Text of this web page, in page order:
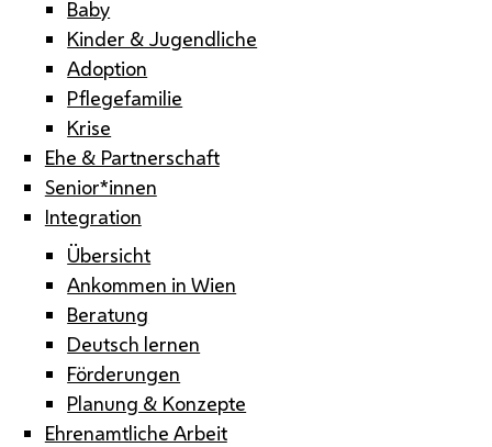
Baby
Kinder & Jugendliche
Adoption
Pflegefamilie
Krise
Ehe & Partnerschaft
Senior*innen
Integration
Übersicht
Ankommen in Wien
Beratung
Deutsch lernen
Förderungen
Planung & Konzepte
Ehrenamtliche Arbeit